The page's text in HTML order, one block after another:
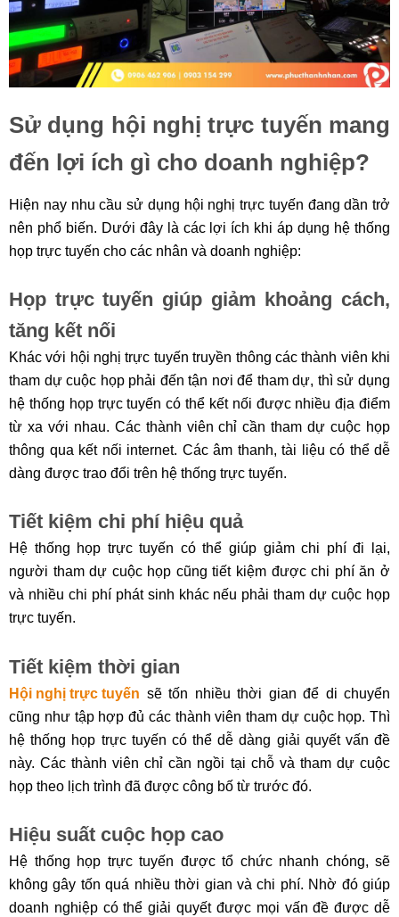
Sử dụng hội nghị trực tuyến mang
đến lợi ích gì cho doanh nghiệp?
Hiện nay nhu cầu sử dụng hội nghị trực tuyến đang dần trở
nên phổ biến. Dưới đây là các lợi ích khi áp dụng hệ thống
họp trực tuyến cho các nhân và doanh nghiệp:
Họp trực tuyến giúp giảm khoảng cách,
tăng kết nối
Khác với hội nghị trực tuyến truyền thông các thành viên khi
tham dự cuộc họp phải đến tận nơi để tham dự, thì sử dụng
hệ thống họp trực tuyến có thể kết nối được nhiều địa điểm
từ xa với nhau. Các thành viên chỉ cần tham dự cuộc họp
thông qua kết nối internet. Các âm thanh, tài liệu có thể dễ
dàng được trao đổi trên hệ thống trực tuyến.
Tiết kiệm chi phí hiệu quả
Hệ thống họp trực tuyến có thể giúp giảm chi phí đi lại,
người tham dự cuộc họp cũng tiết kiệm được chi phí ăn ở
và nhiều chi phí phát sinh khác nếu phải tham dự cuộc họp
trực tuyến.
Tiết kiệm thời gian
Hội nghị trực tuyến sẽ tốn nhiều thời gian để di chuyển
cũng như tập hợp đủ các thành viên tham dự cuộc họp. Thì
hệ thống họp trực tuyến có thể dễ dàng giải quyết vấn đề
này. Các thành viên chỉ cần ngồi tại chỗ và tham dự cuộc
họp theo lịch trình đã được công bố từ trước đó.
Hiệu suất cuộc họp cao
Hệ thống họp trực tuyến được tổ chức nhanh chóng, sẽ
không gây tốn quá nhiều thời gian và chi phí. Nhờ đó giúp
doanh nghiệp có thể giải quyết được mọi vấn đề được dễ